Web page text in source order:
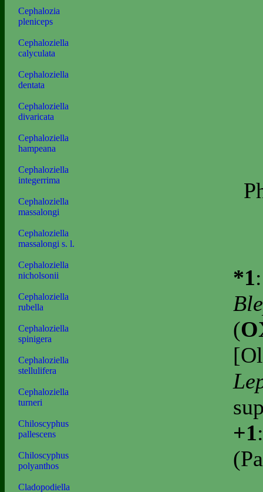
Cephalozia
pleniceps
Cephaloziella
calyculata
Cephaloziella
dentata
Cephaloziella
divaricata
Cephaloziella
hampeana
Cephaloziella
integerrima
Cephaloziella
massalongi
Cephaloziella
massalongi s. l.
Cephaloziella
nicholsonii
Cephaloziella
rubella
Cephaloziella
spinigera
Cephaloziella
stellulifera
Cephaloziella
turneri
Chiloscyphus
pallescens
Chiloscyphus
polyanthos
Cladopodiella
*1
(
+1